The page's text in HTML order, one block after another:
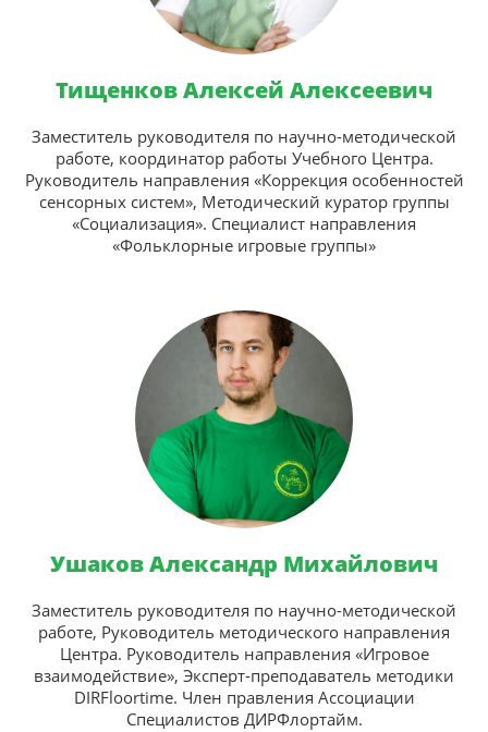
Тищенков Алексей Алексеевич
Заместитель руководителя по научно-методической
работе, координатор работы Учебного Центра.
Руководитель направления «Коррекция особенностей
сенсорных систем», Методический куратор группы
«Социализация». Специалист направления
«Фольклорные игровые группы»
Ушаков Александр Михайлович
Заместитель руководителя по научно-методической
работе, Руководитель методического направления
Центра. Руководитель направления «Игровое
взаимодействие», Эксперт-преподаватель методики
DIRFloortime. Член правления Ассоциации
Специалистов ДИРФлортайм.